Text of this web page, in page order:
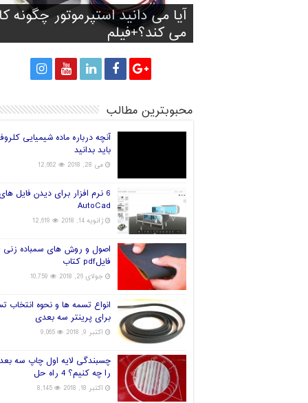
آیا می دانید استپرموتور چگونه
می کند؟+فیلم
راه های انتخاب فیلامنت خوب
پرینتر سه بعدی
آیا آینده صنعت چاپ سه بعدی
جهان در دست چین خواهد بود؟
تولید کفش با توجه به فرم و
پا
پرینت سه بعدی سیانوباکترها
قارچ و تولید برق!
محبوبترین مطالب
آنچه درباره ماده شیمیایی
باید بدانید
می 28, 2018 12,662
6 نرم افزار برای دیدن فایل
AutoCad
ژانویه 14, 2018 12,619
اصول و روش های سمباده زنی
فایلpdf کتاب
جولای 26, 2018 10,759
انواع تسمه ها و نحوه انتخاب
برای پرینتر سه بعدی
اکتبر 9, 2018 9,065
چسبندگی لایه اول چاپ سه
را چه کنیم؟ 4 راه حل
اکتبر 18, 2018 8,145